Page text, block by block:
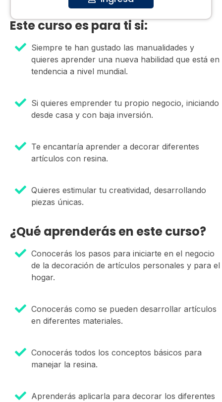
Este curso es para ti si:
Siempre te han gustado las manualidades y
quieres aprender una nueva habilidad que está en
tendencia a nivel mundial.
Si quieres emprender tu propio negocio, iniciando
desde casa y con baja inversión.
Te encantaría aprender a decorar diferentes
artículos con resina.
Quieres estimular tu creatividad, desarrollando
piezas únicas.
¿Qué aprenderás en este curso?
Conocerás los pasos para iniciarte en el negocio
de la decoración de artículos personales y para el
hogar.
Conocerás como se pueden desarrollar artículos
en diferentes materiales.
Conocerás todos los conceptos básicos para
manejar la resina.
Aprenderás aplicarla para decorar los diferentes